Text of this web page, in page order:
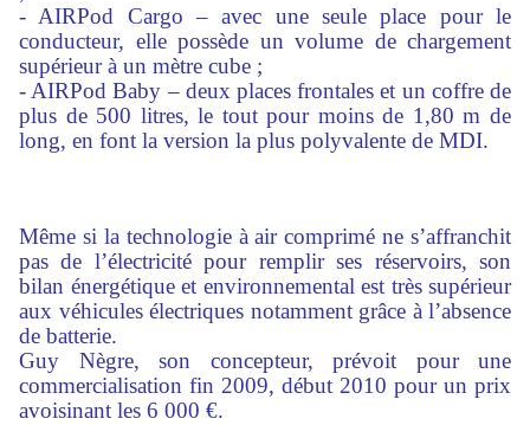
- AIRPod Cargo – avec une seule place pour le
conducteur, elle possède un volume de chargement
supérieur à un mètre cube ;
- AIRPod Baby – deux places frontales et un coffre de
plus de 500 litres, le tout pour moins de 1,80 m de
long, en font la version la plus polyvalente de MDI.
Même si la technologie à air comprimé ne s’affranchit
pas de l’électricité pour remplir ses réservoirs, son
bilan énergétique et environnemental est très supérieur
aux véhicules électriques notamment grâce à l’absence
de batterie.
Guy Nègre, son concepteur, prévoit pour une
commercialisation fin 2009, début 2010 pour un prix
avoisinant les 6 000 €.